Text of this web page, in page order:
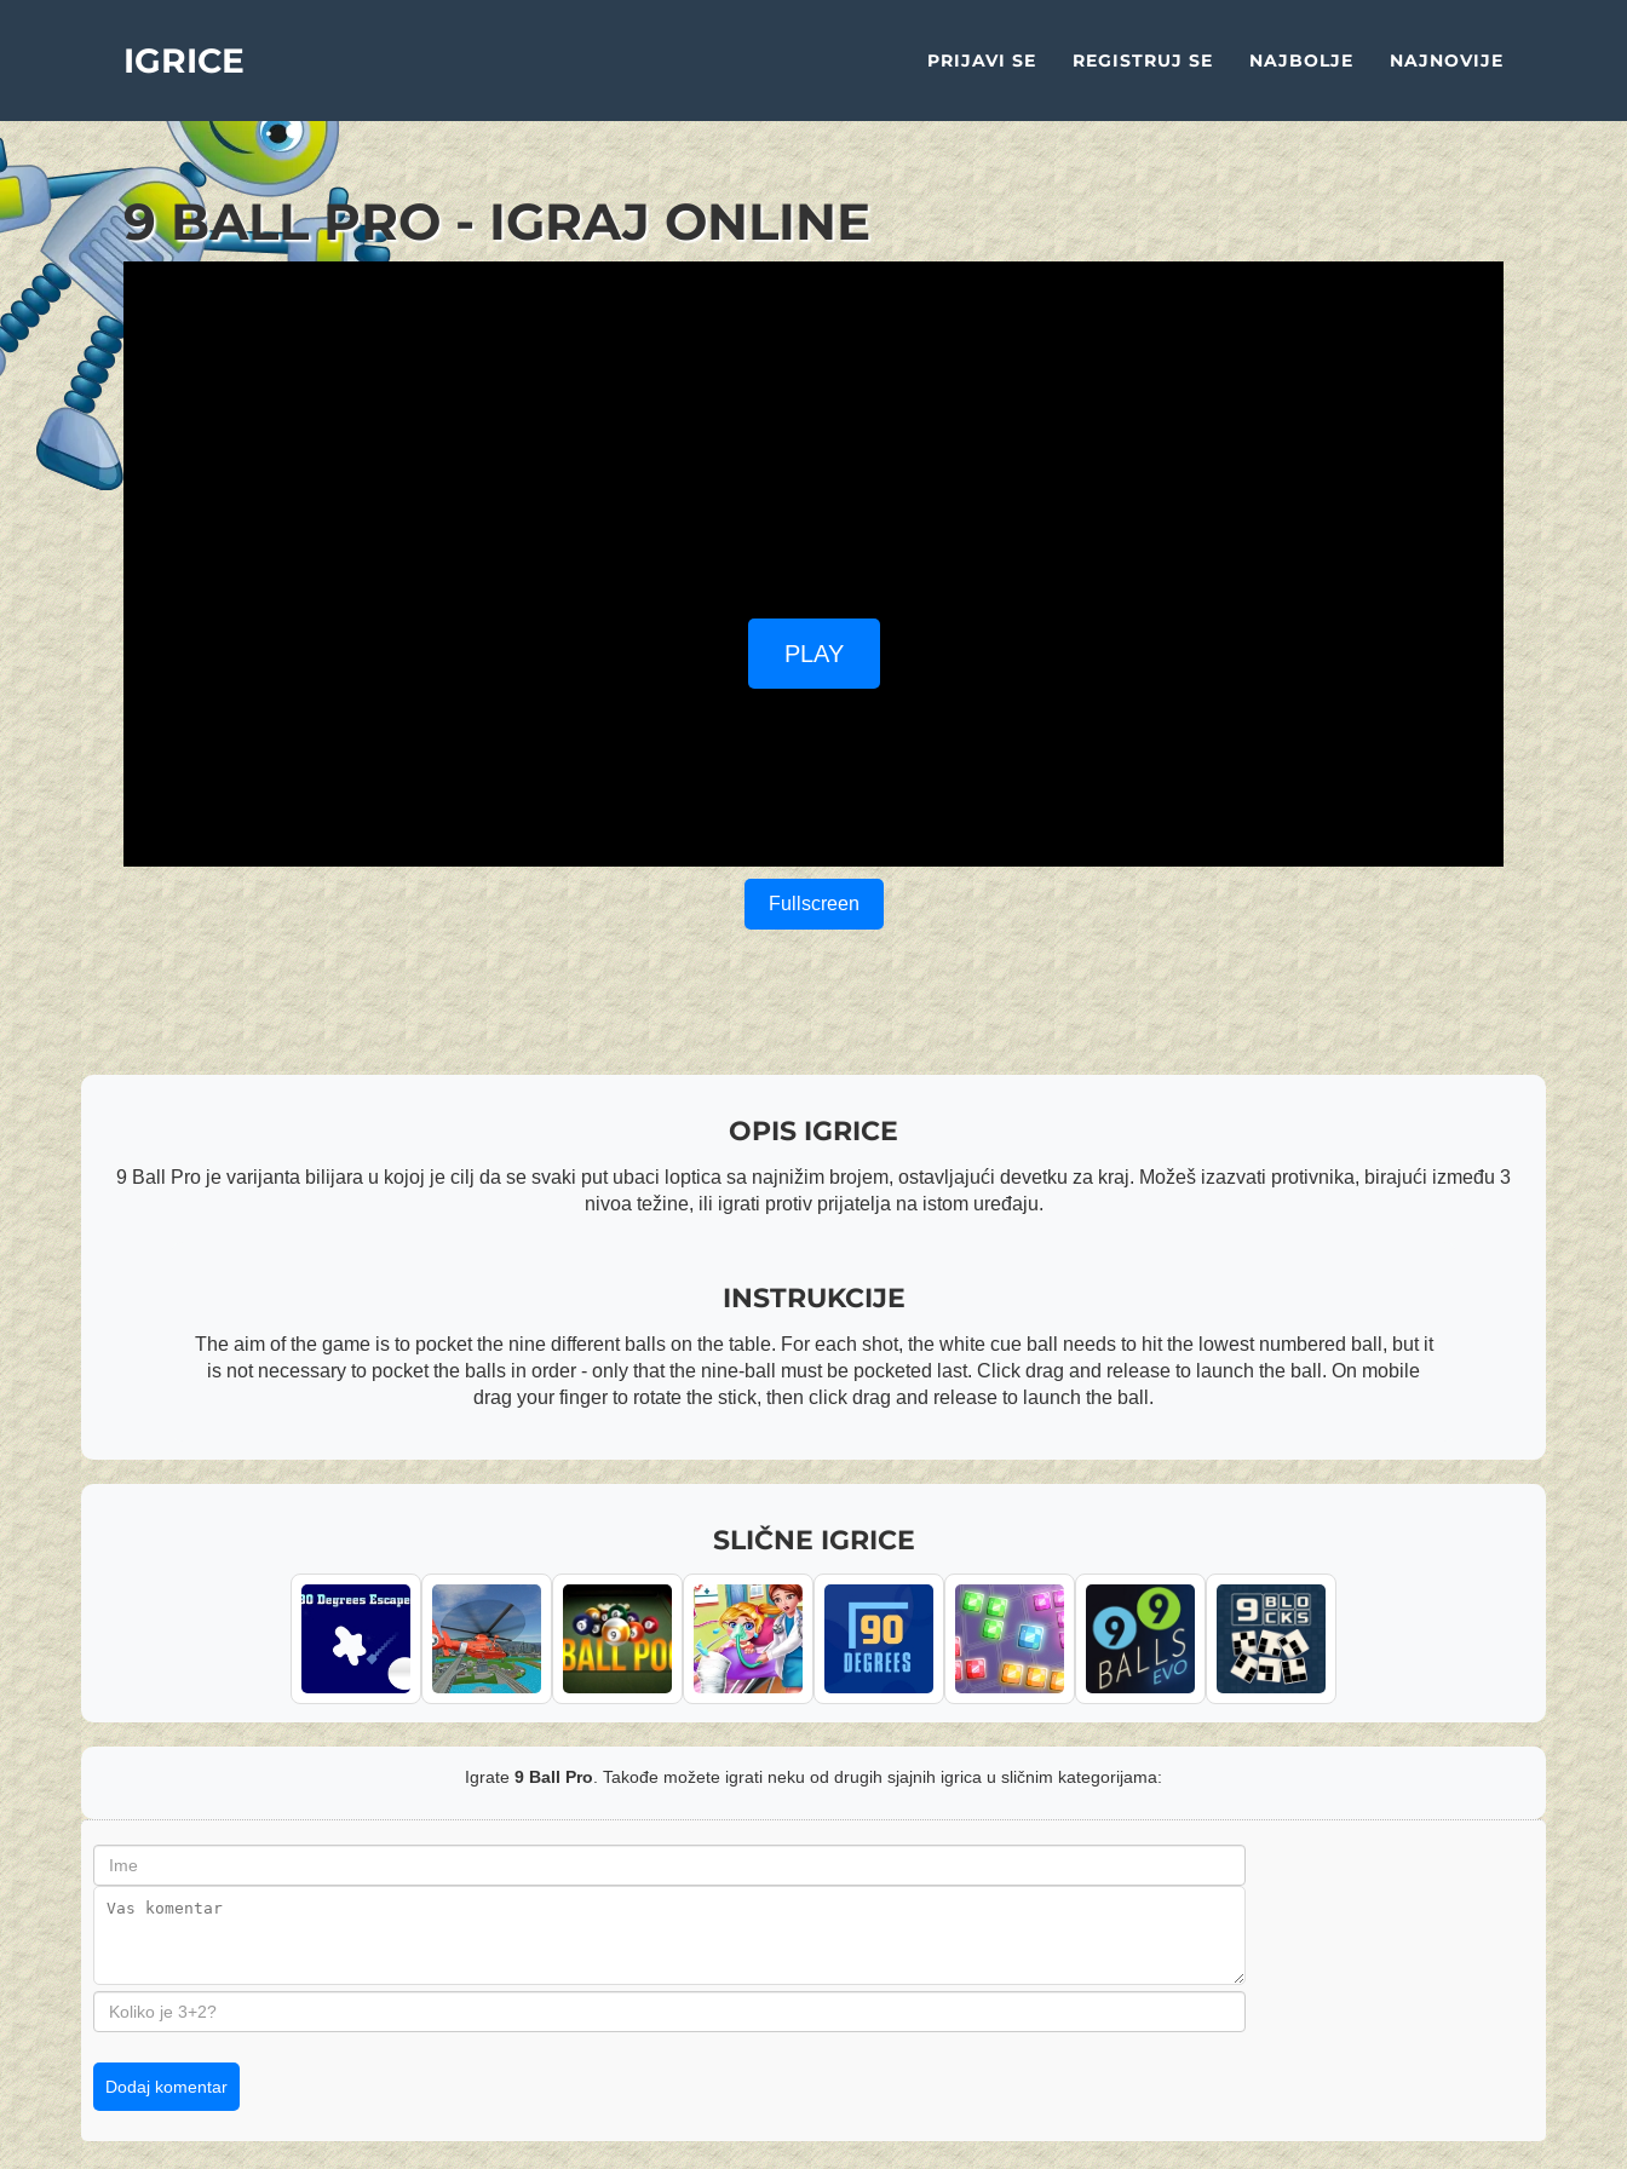
IGRICE PRIJAVI SE REGISTRUJ SE NAJBOLJE NAJNOVIJE
9 BALL PRO - IGRAJ ONLINE
PLAY
Fullscreen
OPIS IGRICE
9 Ball Pro je varijanta bilijara u kojoj je cilj da se svaki put ubaci loptica sa najnižim brojem, ostavljajući devetku za kraj. Možeš izazvati protivnika, birajući između 3
nivoa težine, ili igrati protiv prijatelja na istom uređaju.
INSTRUKCIJE
The aim of the game is to pocket the nine different balls on the table. For each shot, the white cue ball needs to hit the lowest numbered ball, but it
is not necessary to pocket the balls in order - only that the nine-ball must be pocketed last. Click drag and release to launch the ball. On mobile
drag your finger to rotate the stick, then click drag and release to launch the ball.
SLIČNE IGRICE
Igrate 9 Ball Pro . Takođe možete igrati neku od drugih sjajnih igrica u sličnim kategorijama:
Dodaj komentar